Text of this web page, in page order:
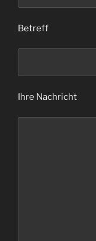
Betreff
Ihre Nachricht